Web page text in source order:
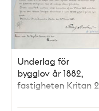
Underlag för
bygglov år 1882,
fastigheten Kritan 2